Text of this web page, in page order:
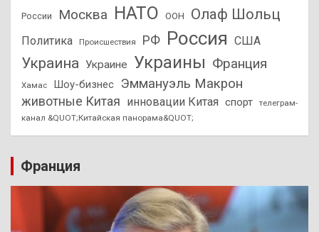
России Москва НАТО ООН Олаф Шольц
Политика Происшествия РФ Россия США
Украина Украине Украины Франция
Хамас Шоу-бизнес Эммануэль Макрон
животные Китая инновации Китая спорт
телеграм-
канал &QUOT;Китайская панорама&QUOT;
Франция